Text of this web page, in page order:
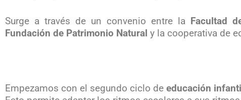
Surge a través de un convenio entre la Facultad
Fundación de Patrimonio Natural y la cooperativa de
Empezamos con el segundo ciclo de educación